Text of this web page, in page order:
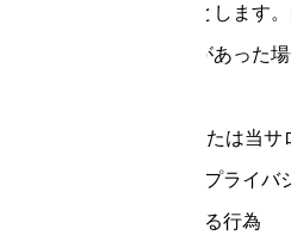
とができるものとします
スの提供の中断があった
(1)当サロンまたは当
権・肖像権・プライ
利の侵害となる行為